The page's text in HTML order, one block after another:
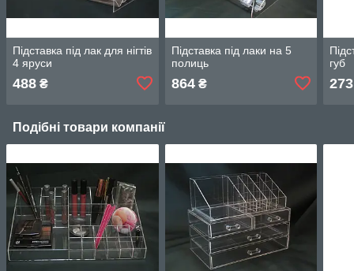
Підставка під лак для нігтів
4 яруси
488 ₴
Підставка під лаки на 5
полиць
864₴
губ
273
Подібні товари компанії